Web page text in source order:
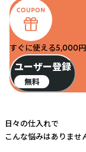
すぐに使える5,000円
ユーザー登録
無料
日々の仕入れで
こんな悩みはありませ